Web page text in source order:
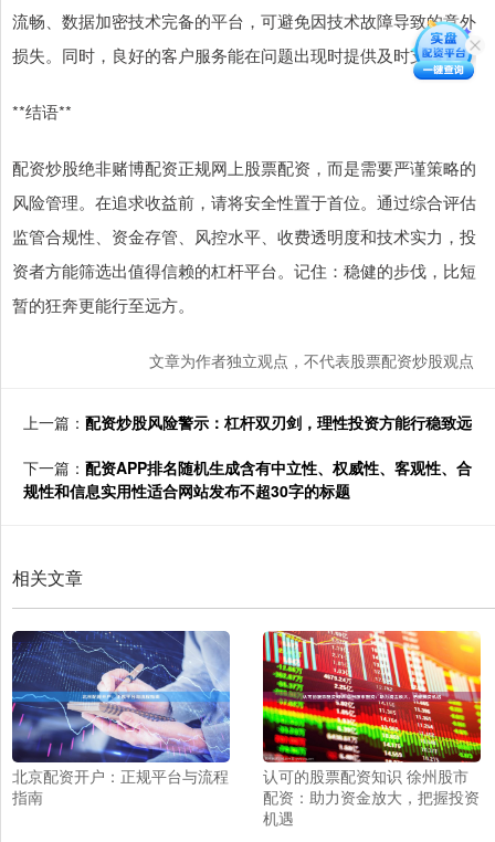
流畅、数据加密技术完备的平台，可避免因技术故障导致的意外
损失。同时，良好的客户服务能在问题出现时提供及时支持。
**结语**
配资炒股绝非赌博配资正规网上股票配资，而是需要严谨策略的
风险管理。在追求收益前，请将安全性置于首位。通过综合评估
监管合规性、资金存管、风控水平、收费透明度和技术实力，投
资者方能筛选出值得信赖的杠杆平台。记住：稳健的步伐，比短
暂的狂奔更能行至远方。
文章为作者独立观点，不代表股票配资炒股观点
上一篇： 配资炒股风险警示：杠杆双刃剑，理性投资方能行稳致远
下一篇： 配资APP排名随机生成含有中立性、权威性、客观性、合
规性和信息实用性适合网站发布不超30字的标题
相关文章
北京配资开户：正规平台与流程
指南
认可的股票配资知识 徐州股市
配资：助力资金放大，把握投资
机遇